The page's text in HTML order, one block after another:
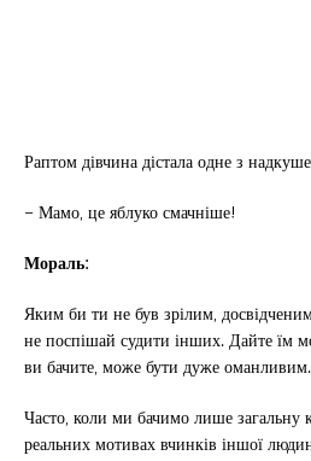
Раптом дівчина дістала одне з
– Мамо, це яблуко смачніше!
Мораль:
Яким би ти не був зрілим,
не поспішай судити інших. Дайте їм
ви бачите, може бути дуже оманливим.
Часто, коли ми бачимо лише
реальних мотивах вчинків іншої